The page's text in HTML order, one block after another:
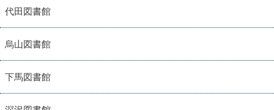
代田図書館
烏山図書館
下馬図書館